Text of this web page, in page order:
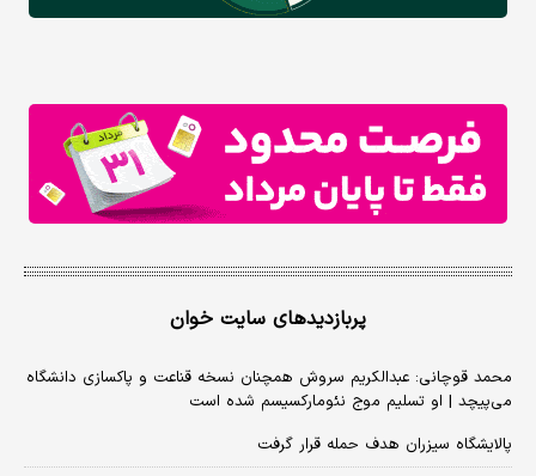
پربازدیدهای سایت خوان
محمد قوچانی: عبدالکریم سروش همچنان نسخه قناعت و پاکسازی دانشگاه
می‌پیچد | او تسلیم موج نئومارکسیسم شده است
پالایشگاه سیزران هدف حمله قرار گرفت